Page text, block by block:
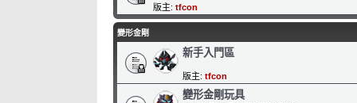
版主: tfcon
變形金剛
新手入門區
版主: tfcon
變形金剛玩具